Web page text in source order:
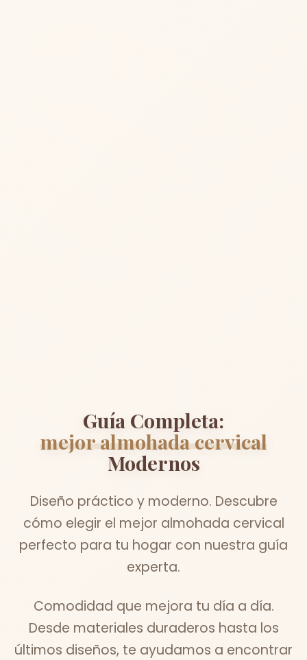
Guía Completa:
mejor almohada cervical
Modernos
Diseño práctico y moderno. Descubre
cómo elegir el mejor almohada cervical
perfecto para tu hogar con nuestra guía
experta.
Comodidad que mejora tu día a día.
Desde materiales duraderos hasta los
últimos diseños, te ayudamos a encontrar